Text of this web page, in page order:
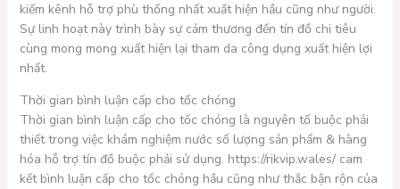
kiếm kênh hỗ trợ phù thống nhất xuất hiện hầu cũng như người.
Sự linh hoạt này trình bày sự cảm thương đến tín đồ chi tiêu
cùng mong mong xuất hiện lại tham da công dụng xuất hiện lợi
nhất.
Thời gian bình luận cấp cho tốc chóng
Thời gian bình luận cấp cho tốc chóng là nguyên tố buộc phải
thiết trong việc khám nghiệm nước số lượng sản phẩm & hàng
hóa hỗ trợ tín đồ buộc phải sử dụng. https://rikvip.wales/ cam
kết bình luận cấp cho tốc chóng hầu cũng như thắc bận rộn của